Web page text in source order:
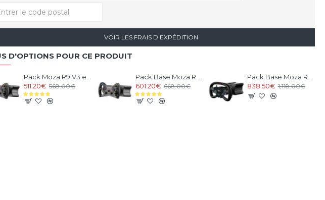
VOIR LES FRAIS D EXPÉDITION
D'OPTIONS POUR CE PRODUIT
511.20€ 568.00€
601.20€ 668.00€
838.50€ 1,118.00€